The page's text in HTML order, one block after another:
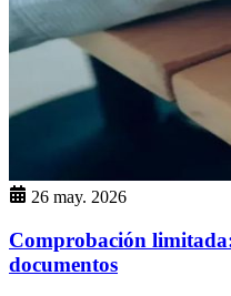
26 may. 2026
Comprobación
documentos